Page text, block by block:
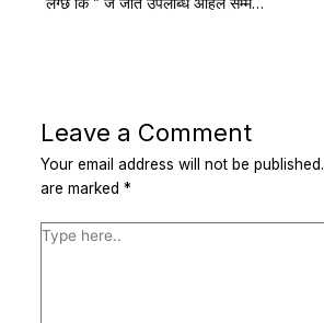
Leave a Comment
Your email address will not be published.
are marked *